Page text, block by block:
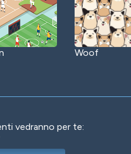
Woof
vedranno per te: